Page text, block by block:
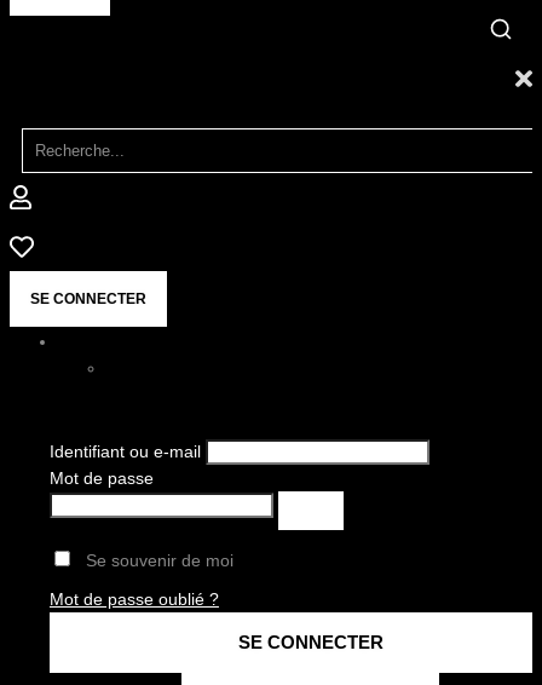
SE CONNECTER
Identifiant ou e-mail
Mot de passe
Se souvenir de moi
Mot de passe oublié ?